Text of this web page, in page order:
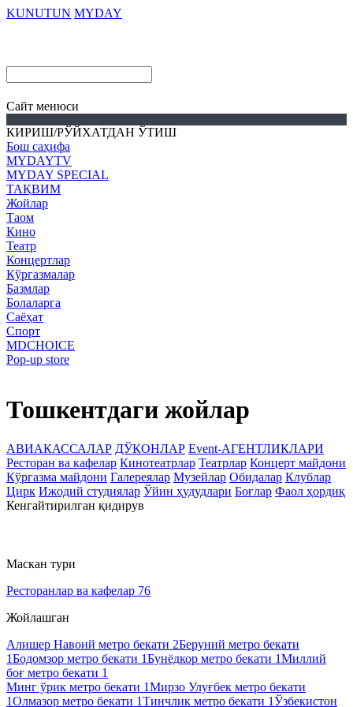
KUNUTUN MYDAY
Cайт менюси
КИРИШ/РЎЙХАТДАН ЎТИШ
Бош саҳифа
MYDAYTV
MYDAY SPECIAL
ТАҚВИМ
Жойлар
Таом
Кино
Театр
Концертлар
Кўргазмалар
Базмлар
Болаларга
Саёҳат
Спорт
MDCHOICE
Pop-up store
Тошкентдаги жойлар
АВИАКАССАЛАР ДЎКОНЛАР Event-АГЕНТЛИКЛАРИ
Ресторан ва кафелар Кинотеатрлар Театрлар Концерт майдони
Кўргазма майдони Галереялар Музейлар Обидалар Клублар
Цирк Ижодий студиялар Ўйин ҳудудлари Боғлар Фаол ҳордиқ
Кенгайтирилган қидирув
Маскан тури
Ресторанлар ва кафелар 76
Жойлашган
Алишер Навоий метро бекати 2Беруний метро бекати
1Бодомзор метро бекати 1Бунёдкор метро бекати 1Миллий
боғ метро бекати 1
Минг ўрик метро бекати 1Мирзо Улуғбек метро бекати
1Олмазор метро бекати 1Тинчлик метро бекати 1Ўзбекистон